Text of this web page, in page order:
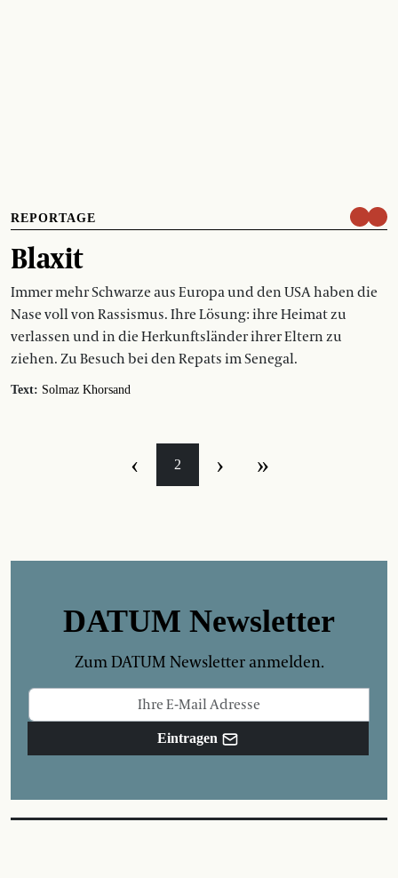
REPORTAGE
Blaxit
Immer mehr Schwarze aus Europa und den USA haben die
Nase voll von Rassismus. Ihre Lösung: ihre Heimat zu
verlassen und in die Herkunftsländer ihrer Eltern zu
ziehen. Zu Besuch bei den Repats im Senegal.
Text: Solmaz Khorsand
‹ 2 › »
DATUM Newsletter
Zum DATUM Newsletter anmelden.
Eintragen